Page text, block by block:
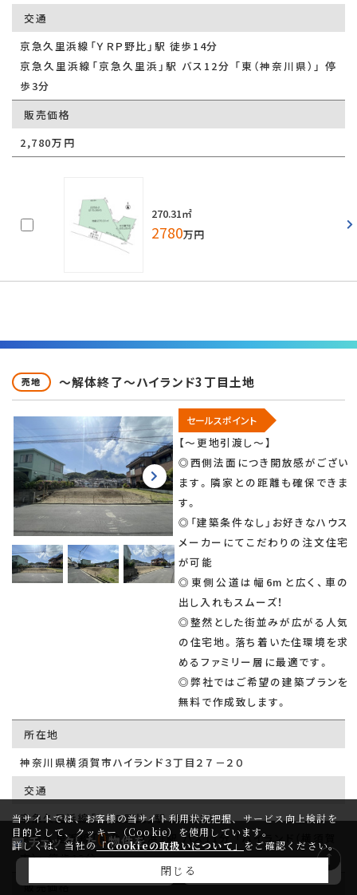
交通
京急久里浜線「ＹＲＰ野比」駅 徒歩14分
京急久里浜線「京急久里浜」駅 バス12分 「東（神奈川県）」 停
歩3分
販売価格
2,780万円
270.31㎡
2780万円
売地 ～解体終了～ハイランド3丁目土地
セールスポイント
【～更地引渡し～】
◎西側法面につき開放感がござい
ます。隣家との距離も確保できま
す。
◎「建築条件なし」お好きなハウス
メーカーにてこだわりの注文住宅
が可能
◎東側公道は幅6mと広く、車の
出し入れもスムーズ！
◎整然とした街並みが広がる人気
の住宅地。落ち着いた住環境を求
めるファミリー層に最適です。
◎弊社ではご希望の建築プランを
無料で作成致します。
所在地
神奈川県横須賀市ハイランド３丁目２７－２０
交通
京急久里浜線「ＹＲＰ野比」駅 徒歩25分
京急久里浜線「京急久里浜」駅 バス11分 「ハイランド（横須賀
市）」 停歩13分
販売価格
チェックした0物件を
当サイトでは、お客様の当サイト利用状況把握、サービス向上検討を
目的として、クッキー（Cookie）を使用しています。
詳しくは、当社の「Cookieの取扱いについて」 をご確認ください。
閉じる